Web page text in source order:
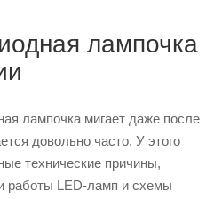
лампочка
лампочка мигает даже после
довольно часто. У этого
технические причины,
работы LED-ламп и схемы